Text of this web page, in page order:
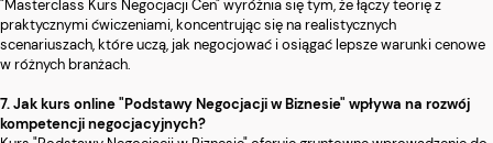
"Masterclass Kurs Negocjacji Cen" wyróżnia się tym, że łączy teorię z
praktycznymi ćwiczeniami, koncentrując się na realistycznych
scenariuszach, które uczą, jak negocjować i osiągać lepsze warunki cenowe
w różnych branżach.
7. Jak kurs online "Podstawy Negocjacji w Biznesie" wpływa na rozwój
kompetencji negocjacyjnych?